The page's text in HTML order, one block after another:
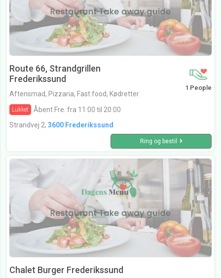
Route 66, Strandgrillen
Frederikssund
Aftensmad, Pizzaria, Fast food, Kødretter
Lukket Åbent Fre. fra 11:00 til 20:00
1 People
Strandvej 2, 3600 Frederikssund
Ring og bestil
Chalet Burger Frederikssund